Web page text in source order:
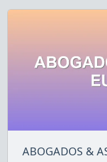
ABOGADOS &